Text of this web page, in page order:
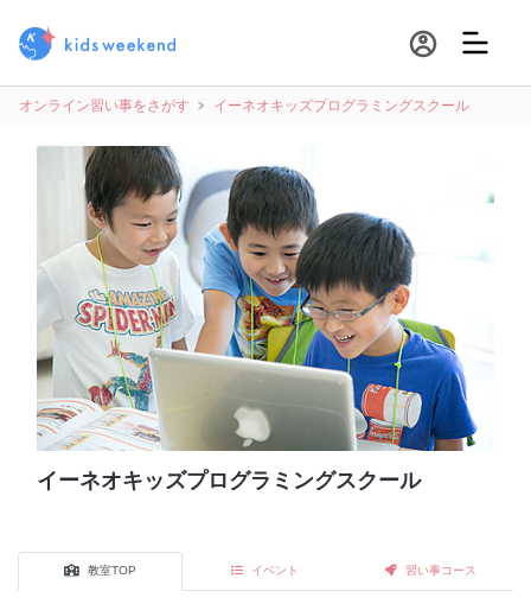
オンライン習い事をさがす イーネオキッズプログラミングスクール
イーネオキッズプログラミングスクール
教室TOP イベント 習い事コース